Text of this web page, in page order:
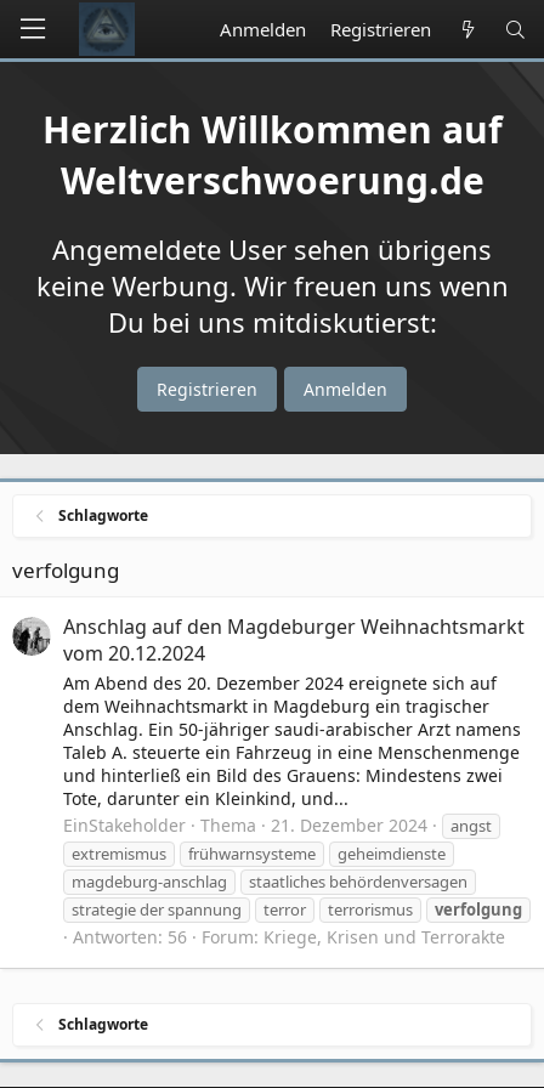
Anmelden Registrieren
Herzlich Willkommen auf
Weltverschwoerung.de
Angemeldete User sehen übrigens
keine Werbung. Wir freuen uns wenn
Du bei uns mitdiskutierst:
Registrieren Anmelden
Schlagworte
verfolgung
Anschlag auf den Magdeburger Weihnachtsmarkt
vom 20.12.2024
Am Abend des 20. Dezember 2024 ereignete sich auf
dem Weihnachtsmarkt in Magdeburg ein tragischer
Anschlag. Ein 50-jähriger saudi-arabischer Arzt namens
Taleb A. steuerte ein Fahrzeug in eine Menschenmenge
und hinterließ ein Bild des Grauens: Mindestens zwei
Tote, darunter ein Kleinkind, und...
EinStakeholder
Thema 21. Dezember 2024
angst
extremismus
frühwarnsysteme
geheimdienste
magdeburg-anschlag
staatliches behördenversagen
strategie der spannung
terror terrorismus verfolgung
Antworten: 56 Forum: Kriege, Krisen und Terrorakte
Schlagworte